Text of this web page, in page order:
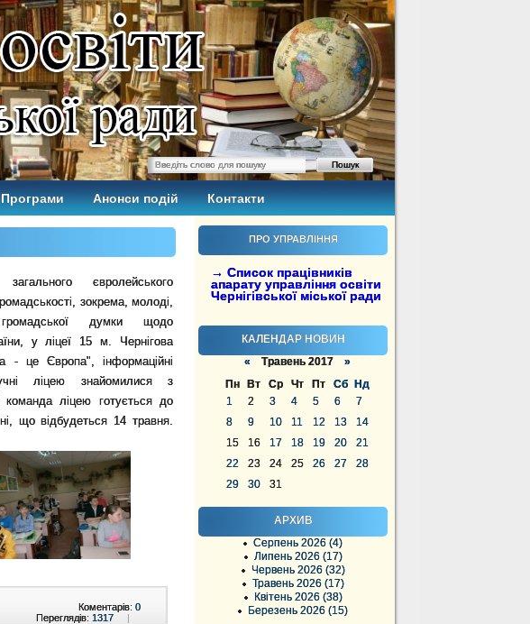
Програми Анонси подій Контакти
ПРО УПРАВЛІННЯ
→ Список працівників
апарату управління освіти
Чернігівської міської ради
КАЛЕНДАР НОВИН
« Травень 2017 »
Пн
Вт Ср Чт Пт Сб
Нд
1
2 3 4 5 6
7
8
9 10 11 12 13
14
15
16 17 18 19 20
21
22
23 24 25 26 27
28
29
30 31
АРХИВ
Серпень 2026 (4)
Липень 2026 (17)
Червень 2026 (32)
Травень 2026 (17)
Квітень 2026 (38)
Березень 2026 (15)
євролейського
зокрема, молоді,
думки щодо
у ліцеї 15 м. Чернігова
- це Європа", інформаційні
ліцею знайомилися з
команда ліцею готується до
що відбудеться 14 травня.
Коментарів: 0
Переглядів: 1317 |